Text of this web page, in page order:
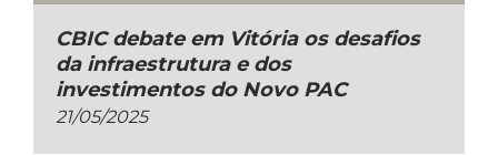
CBIC debate em Vitória os desafios
da infraestrutura e dos
investimentos do Novo PAC
21/05/2025